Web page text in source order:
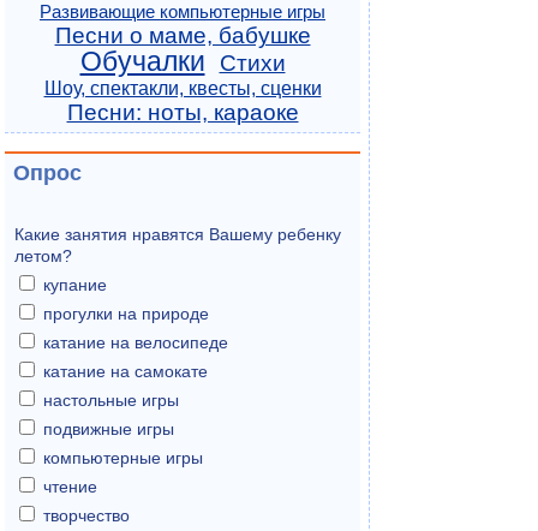
Развивающие компьютерные игры
Песни о маме, бабушке
Обучалки Стихи
Шоу, спектакли, квесты, сценки
Песни: ноты, караоке
Опрос
Какие занятия нравятся Вашему ребенку
летом?
купание
прогулки на природе
катание на велосипеде
катание на самокате
настольные игры
подвижные игры
компьютерные игры
чтение
творчество